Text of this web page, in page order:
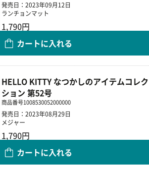
発売日：2023年09月12日
ランチョンマット
1,790円
カートに入れる
HELLO KITTY なつかしのアイテムコレク
ション 第52号
商品番号1008530052000000
発売日：2023年08月29日
メジャー
1,790円
カートに入れる